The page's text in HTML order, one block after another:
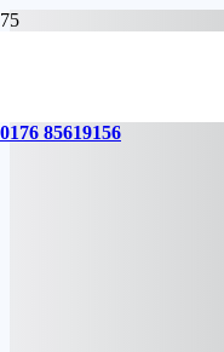
0176 85619156